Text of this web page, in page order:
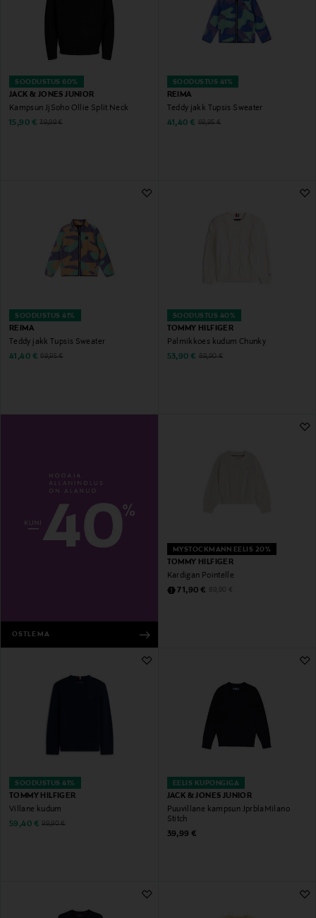
SOODUSTUS 60%
JACK & JONES JUNIOR
Kampsun JjSoho Ollie Split Neck
Discounted Price
15,90 € Original Price
39,99 €
SOODUSTUS 41%
REIMA
Teddy jakk Tupsis Sweater
Discounted Price
41,40 € Original Price
69,95 €
SOODUSTUS 41%
REIMA
Teddy jakk Tupsis Sweater
Discounted Price
41,40 € Original Price
69,95 €
SOODUSTUS 40%
TOMMY HILFIGER
Palmikkoes kudum Chunky
Discounted Price
53,90 € Original Price
89,90 €
OSTLEMA
MYSTOCKMANN EELIS 20%
TOMMY HILFIGER
Kardigan Pointelle
Discounted Price
71,90 € Original Price
89,90 €
SOODUSTUS 41%
TOMMY HILFIGER
Villane kudum
Discounted Price
59,40 € Original Price
99,90 €
EELIS KUPONGIGA
JACK & JONES JUNIOR
Puuvillane kampsun JprblaMilano
Stitch
Original Price
39,99 €